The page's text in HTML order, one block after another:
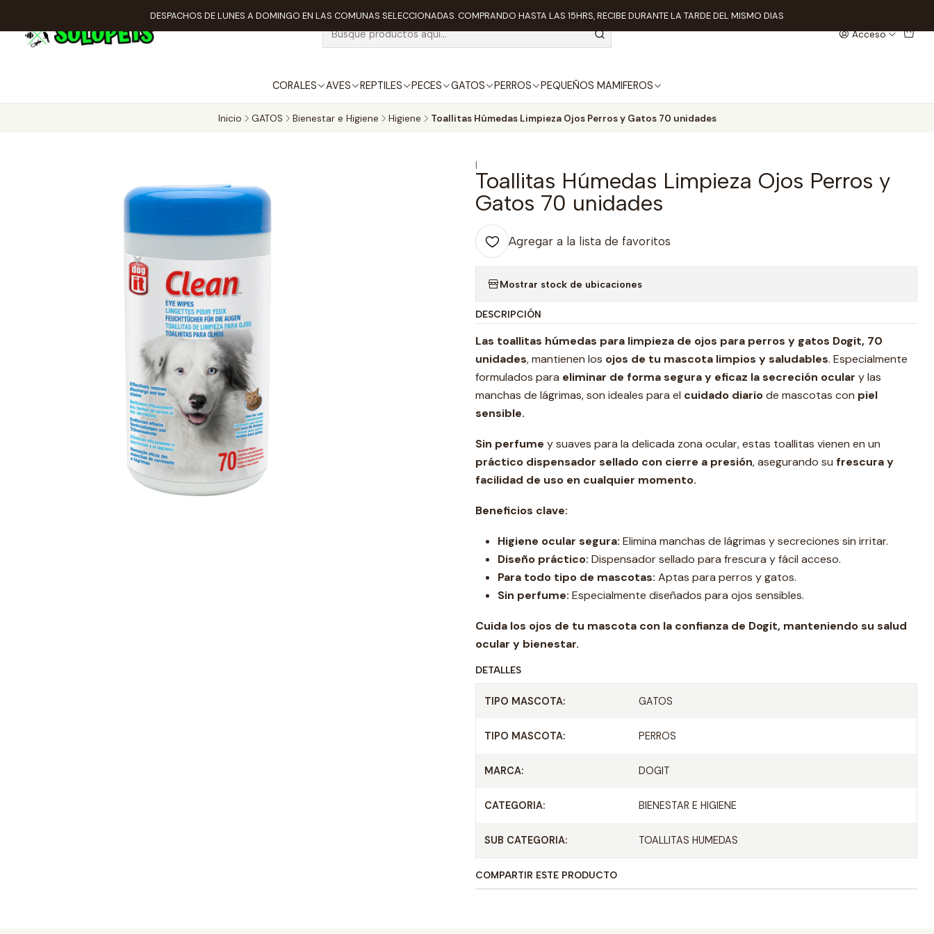
Acceso
CORALES AVES REPTILES PECES GATOS PERROS PEQUEÑOS MAMIFEROS
DESPACHOS DE LUNES A DOMINGO EN LAS COMUNAS SELECCIONADAS. COMPRANDO HASTA LAS 15HRS, RECIBE DURANTE LA TARDE DEL MISMO DIAS
Inicio GATOS Bienestar e Higiene Higiene Toallitas Húmedas Limpieza Ojos Perros y Gatos 70 unidades
|
Toallitas Húmedas Limpieza Ojos Perros y
Gatos 70 unidades
Agregar a la lista de favoritos
Mostrar stock de ubicaciones
DESCRIPCIÓN
Las toallitas húmedas para limpieza de ojos para perros y gatos Dogit, 70
unidades, mantienen los ojos de tu mascota limpios y saludables. Especialmente
formulados para eliminar de forma segura y eficaz la secreción ocular y las
manchas de lágrimas, son ideales para el cuidado diariode mascotas con piel
sensible.
Sin perfume y suaves para la delicada zona ocular, estas toallitas vienen en un
práctico dispensador sellado con cierre a presión, asegurando su frescura y
facilidad de uso en cualquier momento.
Beneficios clave:
Higiene ocular segura: Elimina manchas de lágrimas y secreciones sin irritar.
Diseño práctico: Dispensador sellado para frescura y fácil acceso.
Para todo tipo de mascotas: Aptas para perros y gatos.
Sin perfume: Especialmente diseñados para ojos sensibles.
Cuida los ojos de tu mascota con la confianza de Dogit, manteniendo su salud
ocular y bienestar.
DETALLES
TIPO MASCOTA: GATOS
TIPO MASCOTA: PERROS
MARCA: DOGIT
CATEGORIA: BIENESTAR E HIGIENE
SUB CATEGORIA: TOALLITAS HUMEDAS
COMPARTIR ESTE PRODUCTO